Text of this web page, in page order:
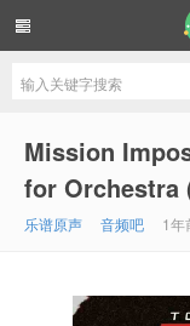
Mission
for Orchestra
乐谱原声 音频吧 1年